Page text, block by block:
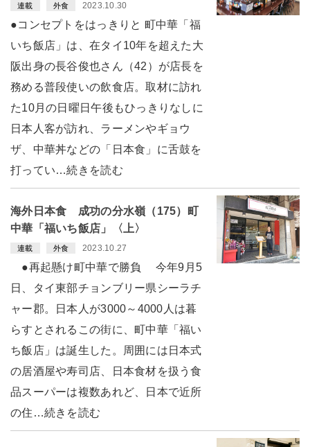
連載 外食 2023.10.30
●コンセプトをはっきりと 町中華「福
いち飯店」は、在タイ10年を超えた大
阪出身の長谷俊也さん（42）が店長を
務める普段使いの飲食店。取材に訪れ
た10月の日曜日午後もひっきりなしに
日本人客が訪れ、ラーメンやギョウ
ザ、中華丼などの「日本食」に舌鼓を
打ってい…続きを読む
海外日本食 成功の分水嶺（175）町
中華「福いち飯店」〈上〉
連載 外食 2023.10.27
●再起懸け町中華で勝負 今年9月5
日、タイ東部チョンブリー県シーラチ
ャー郡。日本人が3000～4000人は暮
らすとされるこの街に、町中華「福い
ち飯店」は誕生した。周囲には日本式
の居酒屋や寿司店、日本食材を扱う食
品スーパーは複数あれど、日本で近所
の住…続きを読む